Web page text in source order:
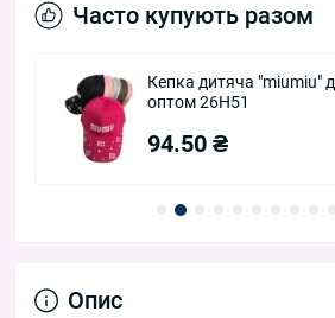
Часто купують разом
Кепка дитяча "miumiu"
оптом 26H51
94.50 ₴
Опис